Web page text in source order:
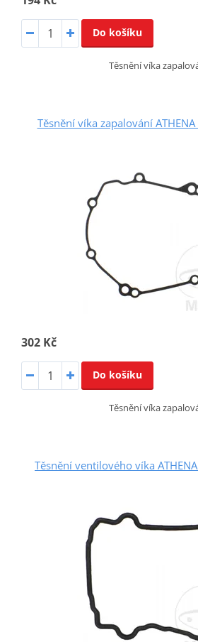
Do košíku
Těsnění víka
Těsnění víka zapalování
302 Kč
Do košíku
Těsnění víka
Těsnění ventilového víka